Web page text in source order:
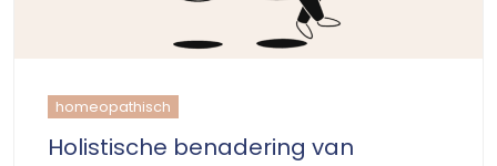
homeopathisch
Holistische benadering van